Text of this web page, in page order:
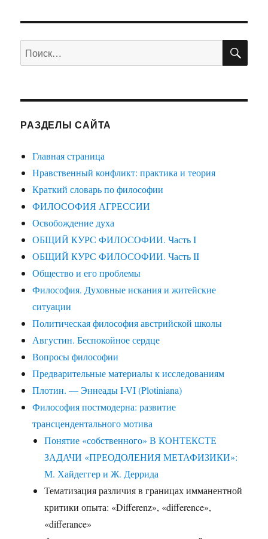
Искать:
РАЗДЕЛЫ САЙТА
Главная страница
Нравственный конфликт: практика и теория
Краткий словарь по философии
ФИЛОСОФИЯ АГРЕССИИ
Освобождение духа
ОБЩИЙ КУРС ФИЛОСОФИИ. Часть I
ОБЩИЙ КУРС ФИЛОСОФИИ. Часть II
Общество и его проблемы
Философия. Духовные искания и житейские
ситуации
Политическая философия австрийской школы
Августин. Беспокойное сердце
Вопросы философии
Предварительные материалы к исследованиям
Плотин. — Эннеады I-VI (Plotiniana)
Философия постмодерна: развитие
трансцендентального мотива
Понятие «собственного» В КОНТЕКСТЕ
ЗАДАЧИ «ПРЕОДОЛЕНИЯ МЕТАФИЗИКИ»:
М. Хайдеггер и Ж. Деррида
Тематизация различия в границах имманентной
критики опыта: «Differenz», «difference»,
«differance»